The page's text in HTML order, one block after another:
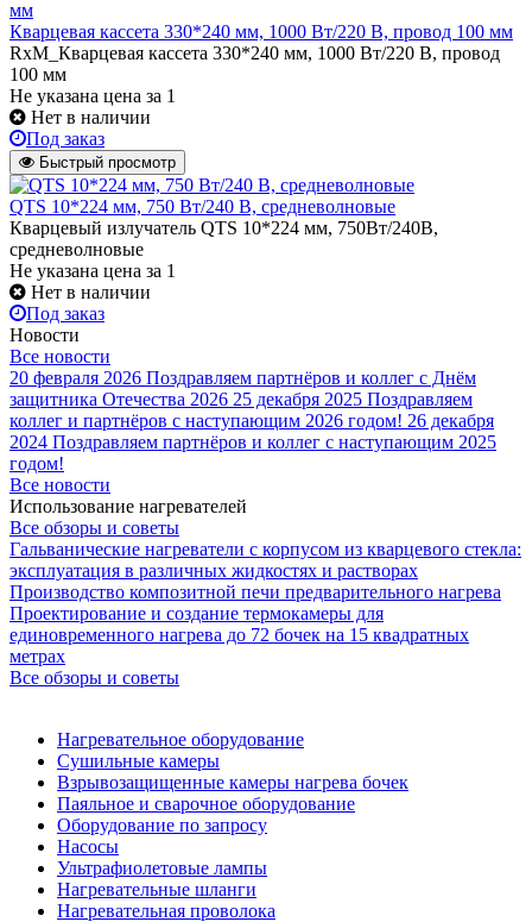
Кварцевая кассета 330*240 мм, 1000 Вт/220 В, провод 100 мм
RxM_Кварцевая кассета 330*240 мм, 1000 Вт/220 В, провод
100 мм
Не указана цена за 1
Нет в наличии
Под заказ
Быстрый просмотр
QTS 10*224 мм, 750 Вт/240 В, средневолновые
Кварцевый излучатель QTS 10*224 мм, 750Вт/240В,
средневолновые
Не указана цена за 1
Нет в наличии
Под заказ
Новости
Все новости
20 февраля 2026 Поздравляем партнёров и коллег с Днём
защитника Отечества 2026 25 декабря 2025 Поздравляем
коллег и партнёров с наступающим 2026 годом! 26 декабря
2024 Поздравляем партнёров и коллег с наступающим 2025
годом!
Все новости
Использование нагревателей
Все обзоры и советы
Гальванические нагреватели с корпусом из кварцевого стекла:
эксплуатация в различных жидкостях и растворах
Производство композитной печи предварительного нагрева
Проектирование и создание термокамеры для
единовременного нагрева до 72 бочек на 15 квадратных
метрах
Все обзоры и советы
Нагревательное оборудование
Сушильные камеры
Взрывозащищенные камеры нагрева бочек
Паяльное и сварочное оборудование
Оборудование по запросу
Насосы
Ультрафиолетовые лампы
Нагревательные шланги
Нагревательная проволока